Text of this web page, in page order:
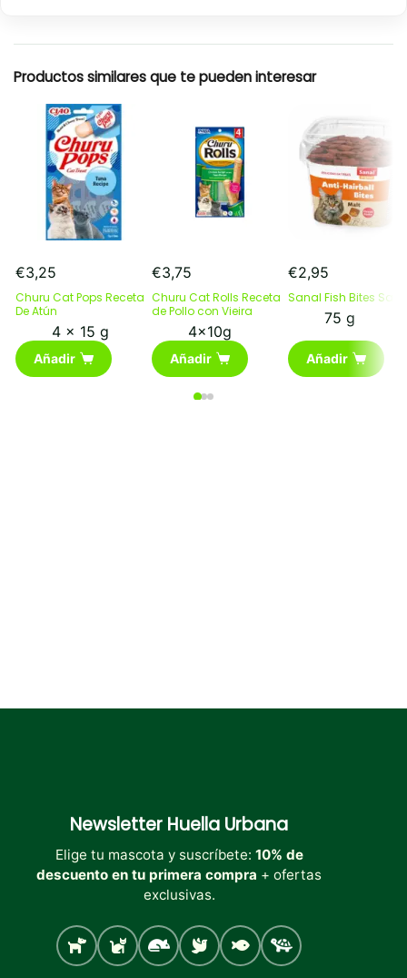
Productos similares que te pueden interesar
€3,25
Churu Cat Pops Receta
De Atún
4 x 15 g
Añadir
€3,75
Churu Cat Rolls Receta
de Pollo con Vieira
4x10g
Añadir
€2,95
Sanal Fish Bites
75 g
Añadir
Newsletter Huella Urbana
Elige tu mascota y suscríbete: 10% de
descuento en tu primera compra + ofertas
exclusivas.
Perro Gato Roedores
Aves PecesTortugas